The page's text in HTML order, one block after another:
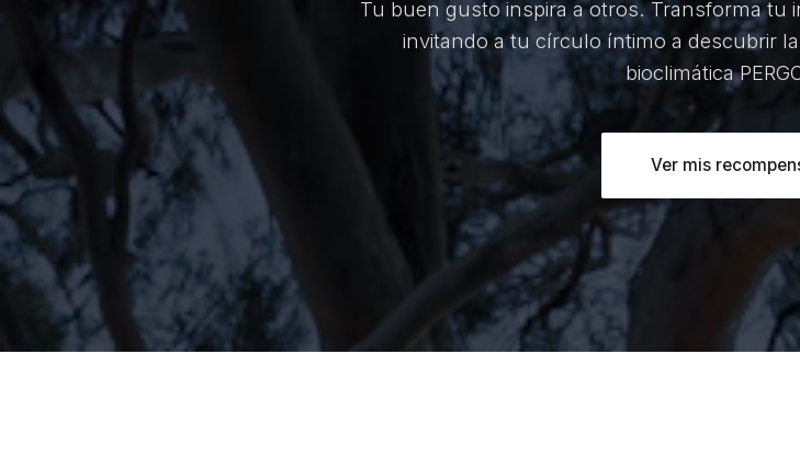
Tu buen gusto inspira a otros. Transforma tu
invitando a tu círculo íntimo a descubrir
bioclimática
Ver mis